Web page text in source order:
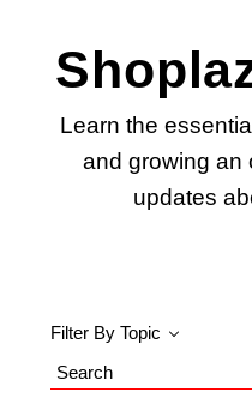
Learn the
and growing an
updates
Filter By Topic
Search